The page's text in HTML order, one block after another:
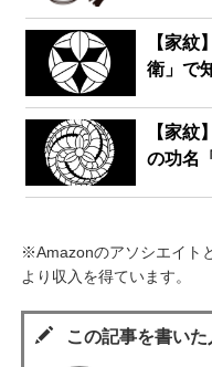
【家紋
衛」で
【家紋
の功名
※Amazonのアソシエイト
より収入を得ています。
この記事を書いた